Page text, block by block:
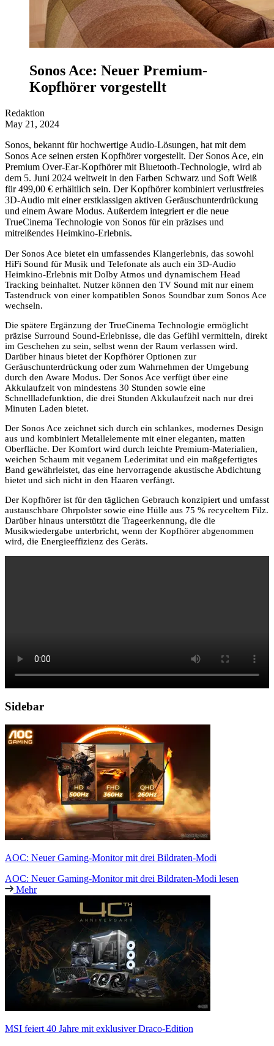
Sonos Ace: Neuer Premium-
Kopfhörer vorgestellt
Redaktion
May 21, 2024
Sonos, bekannt für hochwertige Audio-Lösungen, hat mit dem
Sonos Ace seinen ersten Kopfhörer vorgestellt. Der Sonos Ace, ein
Premium Over-Ear-Kopfhörer mit Bluetooth-Technologie, wird ab
dem 5. Juni 2024 weltweit in den Farben Schwarz und Soft Weiß
für 499,00 € erhältlich sein. Der Kopfhörer kombiniert verlustfreies
3D-Audio mit einer erstklassigen aktiven Geräuschunterdrückung
und einem Aware Modus. Außerdem integriert er die neue
TrueCinema Technologie von Sonos für ein präzises und
mitreißendes Heimkino-Erlebnis.
Der Sonos Ace bietet ein umfassendes Klangerlebnis, das sowohl
HiFi Sound für Musik und Telefonate als auch ein 3D-Audio
Heimkino-Erlebnis mit Dolby Atmos und dynamischem Head
Tracking beinhaltet. Nutzer können den TV Sound mit nur einem
Tastendruck von einer kompatiblen Sonos Soundbar zum Sonos Ace
wechseln.
Die spätere Ergänzung der TrueCinema Technologie ermöglicht
präzise Surround Sound-Erlebnisse, die das Gefühl vermitteln, direkt
im Geschehen zu sein, selbst wenn der Raum verlassen wird.
Darüber hinaus bietet der Kopfhörer Optionen zur
Geräuschunterdrückung oder zum Wahrnehmen der Umgebung
durch den Aware Modus. Der Sonos Ace verfügt über eine
Akkulaufzeit von mindestens 30 Stunden sowie eine
Schnellladefunktion, die drei Stunden Akkulaufzeit nach nur drei
Minuten Laden bietet.
Der Sonos Ace zeichnet sich durch ein schlankes, modernes Design
aus und kombiniert Metallelemente mit einer eleganten, matten
Oberfläche. Der Komfort wird durch leichte Premium-Materialien,
weichen Schaum mit veganem Lederimitat und ein maßgefertigtes
Band gewährleistet, das eine hervorragende akustische Abdichtung
bietet und sich nicht in den Haaren verfängt.
Der Kopfhörer ist für den täglichen Gebrauch konzipiert und umfasst
austauschbare Ohrpolster sowie eine Hülle aus 75 % recyceltem Filz.
Darüber hinaus unterstützt die Trageerkennung, die die
Musikwiedergabe unterbricht, wenn der Kopfhörer abgenommen
wird, die Energieeffizienz des Geräts.
Sidebar
AOC: Neuer Gaming-Monitor mit drei Bildraten-Modi
AOC: Neuer Gaming-Monitor mit drei Bildraten-Modi lesen
Mehr
MSI feiert 40 Jahre mit exklusiver Draco-Edition